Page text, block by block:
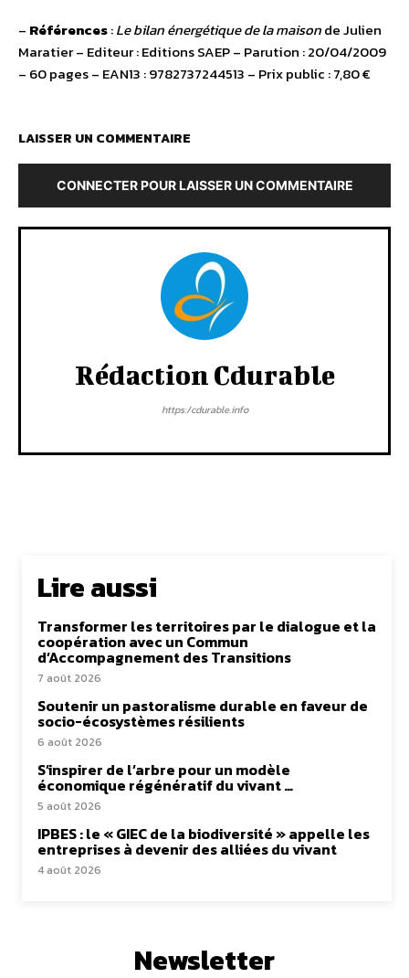
– Références:Le bilan énergétique de la maisonde Julien
Maratier – Editeur : Editions SAEP – Parution : 20/04/2009
– 60 pages – EAN13 : 9782737244513 – Prix public : 7,80 €
LAISSER UN COMMENTAIRE
CONNECTER POUR LAISSER UN COMMENTAIRE
Rédaction Cdurable
https:/cdurable.info
Lire aussi
Transformer les territoires par le dialogue et la
coopération avec un Commun
d’Accompagnement des Transitions
7 août 2026
Soutenir un pastoralisme durable en faveur de
socio-écosystèmes résilients
6 août 2026
S’inspirer de l’arbre pour un modèle
économique régénératif du vivant …
5 août 2026
IPBES : le « GIEC de la biodiversité » appelle les
entreprises à devenir des alliées du vivant
4 août 2026
Newsletter